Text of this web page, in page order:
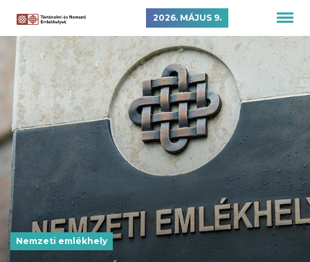
2026. MÁJUS 9.
Nemzeti emlékhely